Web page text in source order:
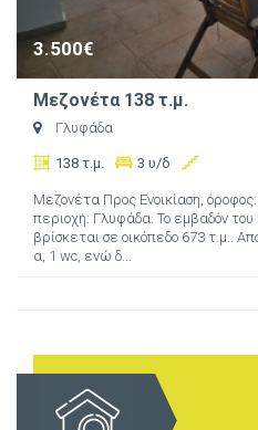
3.500€
Μεζονέτα 138 τ.μ.
Γλυφάδα
138 τ.μ. 3 υ/δ
Μεζονέτα Προς Ενοικίαση,
περιοχή: Γλυφάδα. Το εμβαδόν του
βρίσκεται σε οικόπεδο 673 τ.μ..
α, 1 wc, ενώ δ...